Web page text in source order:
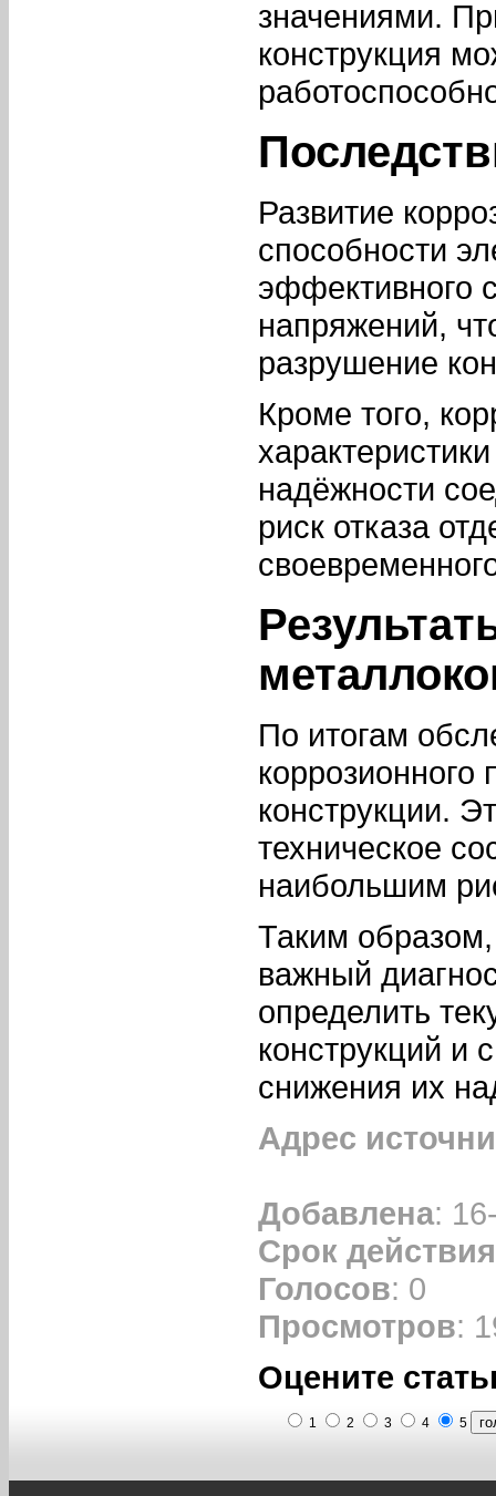
значениями.
конструкция
Развитие
способности
эффективного
напряжений,
разрушение
Кроме того,
надёжности
риск отказа
По итогам
коррозионного
конструкции.
техническое
наибольшим
Таким образом,
важный
определить
конструкций и
снижения их
Адрес
Добавлена:
Срок действия
Голосов: 0
Просмотров:
Оцените
1 2 3 4 5